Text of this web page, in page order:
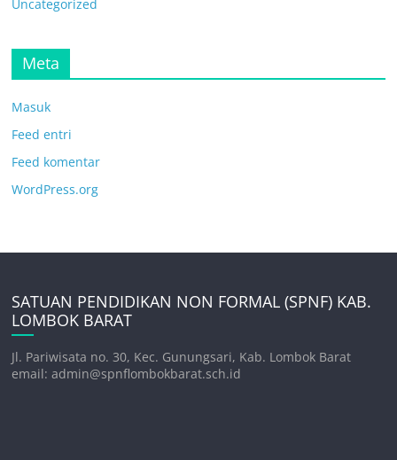
Uncategorized
Meta
Masuk
Feed entri
Feed komentar
WordPress.org
SATUAN PENDIDIKAN NON FORMAL (SPNF) KAB.
LOMBOK BARAT
Jl. Pariwisata no. 30, Kec. Gunungsari, Kab. Lombok Barat
email: admin@spnflombokbarat.sch.id